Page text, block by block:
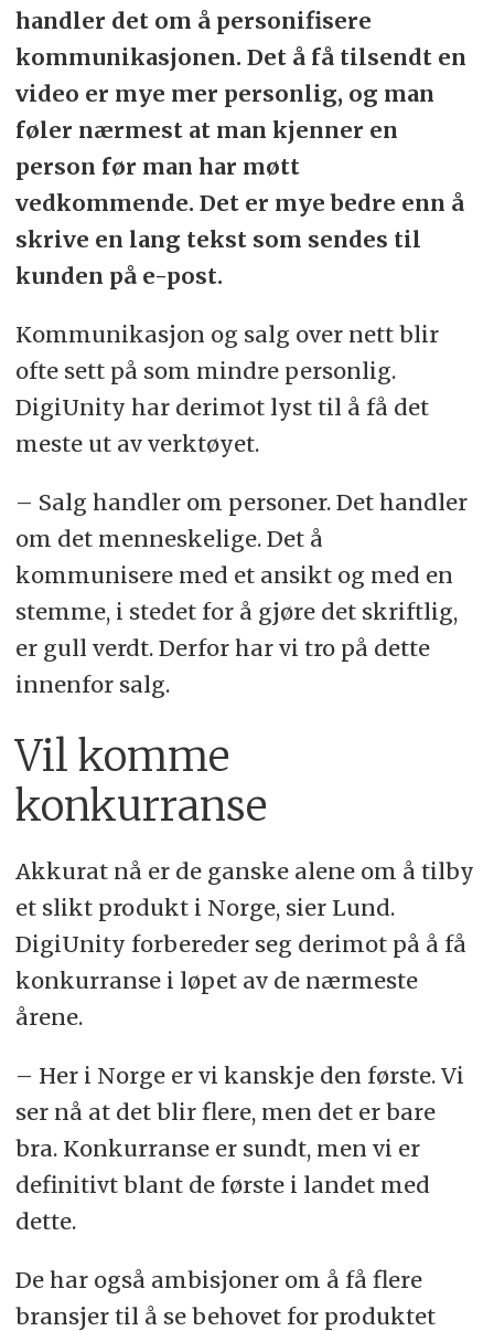
handler det om å personifisere
kommunikasjonen. Det å få tilsendt en
video er mye mer personlig, og man
føler nærmest at man kjenner en
person før man har møtt
vedkommende. Det er mye bedre enn å
skrive en lang tekst som sendes til
kunden på e-post.
Kommunikasjon og salg over nett blir
ofte sett på som mindre personlig.
DigiUnity har derimot lyst til å få det
meste ut av verktøyet.
– Salg handler om personer. Det handler
om det menneskelige. Det å
kommunisere med et ansikt og med en
stemme, i stedet for å gjøre det skriftlig,
er gull verdt. Derfor har vi tro på dette
innenfor salg.
Vil komme
konkurranse
Akkurat nå er de ganske alene om å tilby
et slikt produkt i Norge, sier Lund.
DigiUnity forbereder seg derimot på å få
konkurranse i løpet av de nærmeste
årene.
– Her i Norge er vi kanskje den første. Vi
ser nå at det blir flere, men det er bare
bra. Konkurranse er sundt, men vi er
definitivt blant de første i landet med
dette.
De har også ambisjoner om å få flere
bransjer til å se behovet for produktet